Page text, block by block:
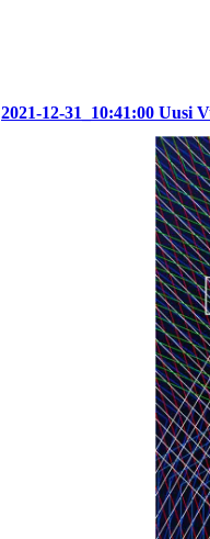
2021-12-31_10:41:00 Uusi